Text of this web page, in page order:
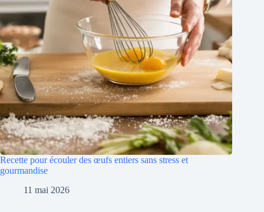
Recette pour écouler des œufs entiers sans stress et
gourmandise
11 mai 2026